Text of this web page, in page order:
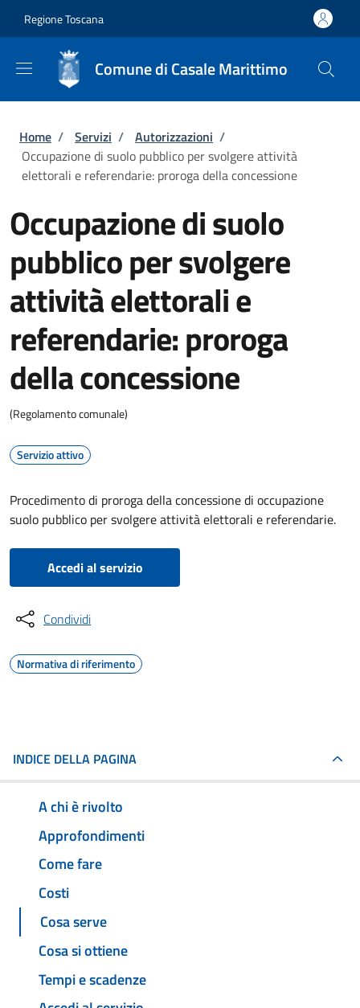
Regione Toscana
Comune di Casale Marittimo
Briciole di pane
Home / Servizi / Autorizzazioni /
Occupazione di suolo pubblico per svolgere attività
elettorali e referendarie: proroga della concessione
Occupazione di suolo
pubblico per svolgere
attività elettorali e
referendarie: proroga
della concessione
(Regolamento comunale)
Servizio attivo
Procedimento di proroga della concessione di occupazione
suolo pubblico per svolgere attività elettorali e referendarie.
Accedi al servizio
Condividi
Normativa di riferimento
INDICE DELLA PAGINA
A chi è rivolto
Approfondimenti
Come fare
Costi
Cosa serve
Cosa si ottiene
Tempi e scadenze